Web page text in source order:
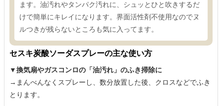
ます。油汚れやタンパク汚れに、シュッとひと吹きするだ
けで簡単にキレイになります。界面活性剤不使用なのでヌ
ルつきが残らないところも気に入ってます。
セスキ炭酸ソーダスプレーの主な使い方
▼換気扇やガスコンロの「油汚れ」のふき掃除に
→まんべんなくスプレーし、数分放置した後、クロスなどでふき
とります。